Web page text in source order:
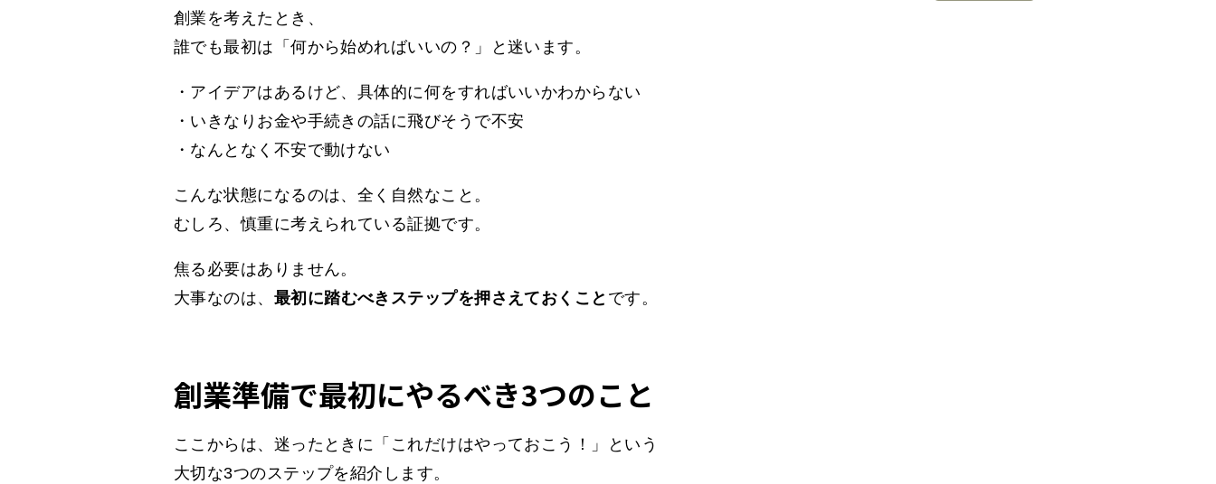
創業を考えたとき、
誰でも最初は「何から始めればいいの？」と迷います。
・アイデアはあるけど、具体的に何をすればいいかわからない
・いきなりお金や手続きの話に飛びそうで不安
・なんとなく不安で動けない
こんな状態になるのは、全く自然なこと。
むしろ、慎重に考えられている証拠です。
焦る必要はありません。
大事なのは、 最初に踏むべきステップを押さえておくこと です。
創業準備で最初にやるべき3つのこと
ここからは、迷ったときに「これだけはやっておこう！」という
大切な3つのステップを紹介します。